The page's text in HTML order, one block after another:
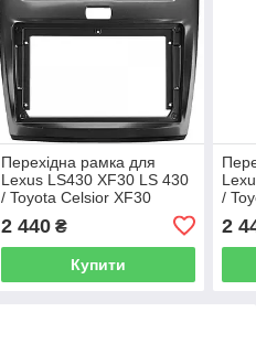
Перехідна рамка для
Lexus LS430 XF30 LS 430
/ Toyota Celsior XF30
2 440₴
Купити
/
2